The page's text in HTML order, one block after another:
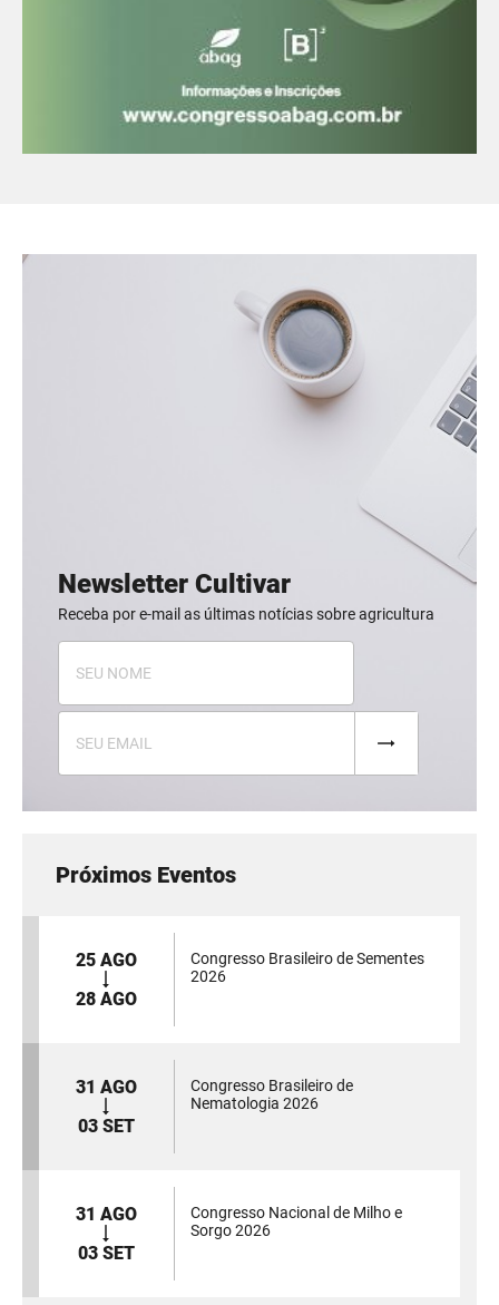
Newsletter Cultivar
Receba por e-mail as últimas notícias sobre agricultura
Próximos Eventos
25 AGO
28 AGO
Congresso Brasileiro de Sementes
2026
31 AGO
03 SET
Congresso Brasileiro de
Nematologia 2026
31 AGO
03 SET
Congresso Nacional de Milho e
Sorgo 2026